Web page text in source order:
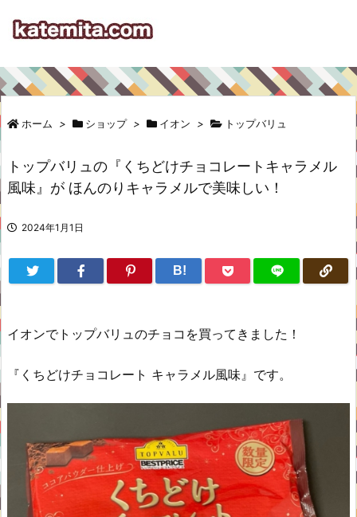
ホーム > ショップ > イオン > トップバリュ
トップバリュの『くちどけチョコレートキャラメル
風味』が ほんのりキャラメルで美味しい！
2024年1月1日
B!
イオンでトップバリュのチョコを買ってきました！
『くちどけチョコレート キャラメル風味』です。